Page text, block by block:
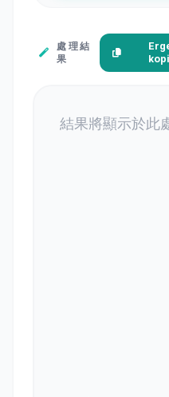
處理結
果